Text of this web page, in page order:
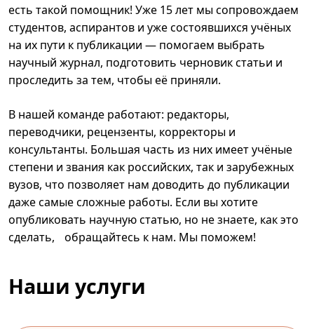
есть такой помощник! Уже 15 лет мы сопровождаем
студентов, аспирантов и уже состоявшихся учёных
на их пути к публикации — помогаем выбрать
научный журнал, подготовить черновик статьи и
проследить за тем, чтобы её приняли.
В нашей команде работают: редакторы,
переводчики, рецензенты, корректоры и
консультанты. Большая часть из них имеет учёные
степени и звания как российских, так и зарубежных
вузов, что позволяет нам доводить до публикации
даже самые сложные работы. Если вы хотите
опубликовать научную статью, но не знаете, как это
сделать, обращайтесь к нам. Мы поможем!
Наши услуги